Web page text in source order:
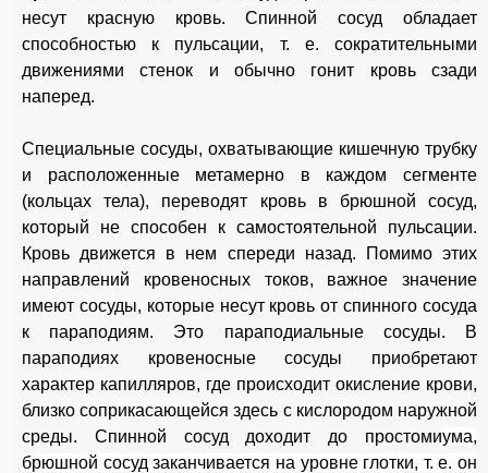
несут красную кровь. Спинной сосуд обладает
способностью к пульсации, т. е. сократительными
движениями стенок и обычно гонит кровь сзади
наперед.
Специальные сосуды, охватывающие кишечную трубку
и расположенные метамерно в каждом сегменте
(кольцах тела), переводят кровь в брюшной сосуд,
который не способен к самостоятельной пульсации.
Кровь движется в нем спереди назад. Помимо этих
направлений кровеносных токов, важное значение
имеют сосуды, которые несут кровь от спинного сосуда
к параподиям. Это параподиальные сосуды. В
параподиях кровеносные сосуды приобретают
характер капилляров, где происходит окисление крови,
близко соприкасающейся здесь с кислородом наружной
среды. Спинной сосуд доходит до простомиума,
брюшной сосуд заканчивается на уровне глотки, т. е. он